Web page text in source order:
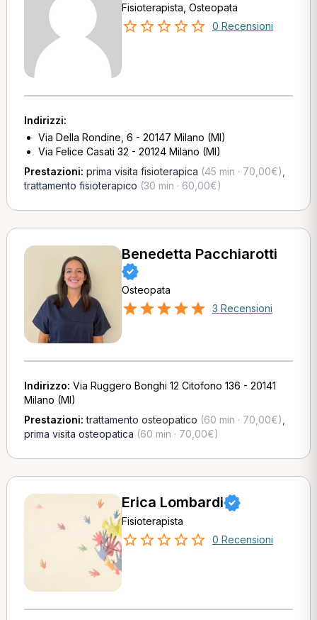
Fisioterapista, Osteopata
0 Recensioni
Indirizzi:
Via Della Rondine, 6 - 20147 Milano (MI)
Via Felice Casati 32 - 20124 Milano (MI)
Prestazioni: prima visita fisioterapica (45 min · 70,00€)
trattamento fisioterapico (30 min · 60,00€)
Benedetta Pacchiarotti
Osteopata
3 Recensioni
Indirizzo: Via Ruggero Bonghi 12 Citofono 136 - 20141
Milano (MI)
Prestazioni:trattamento osteopatico (60 min · 70,00€)
prima visita osteopatica (60 min · 70,00€)
Erica Lombardi
Fisioterapista
0 Recensioni